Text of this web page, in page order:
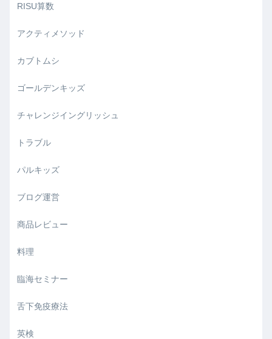
RISU算数
アクティメソッド
カブトムシ
ゴールデンキッズ
チャレンジイングリッシュ
トラブル
パルキッズ
ブログ運営
商品レビュー
料理
臨海セミナー
舌下免疫療法
英検